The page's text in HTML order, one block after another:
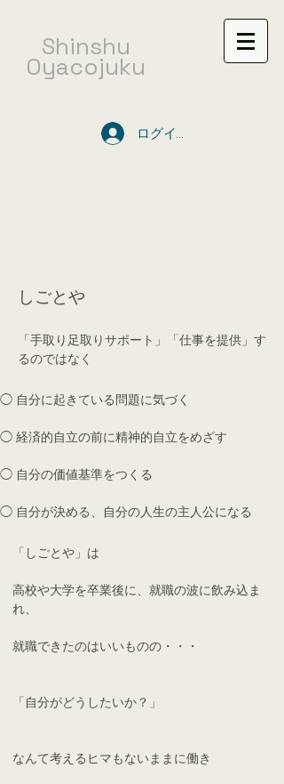
​Shinshu
Oyacojuku
ログイン
しごとや
「手取り足取りサポート」「仕事を提供」す
るのではなく
◯ 自分に起きている問題に気づく
◯ 経済的自立の前に精神的自立をめざす
◯ 自分の価値基準をつくる
​◯ 自分が決める、自分の人生の主人公になる
「しごとや」は
高校や大学を卒業後に、就職の波に飲み込ま
れ、
就職できたのはいいものの・・・
「自分がどうしたいか？」
なんて考えるヒマもないままに働き